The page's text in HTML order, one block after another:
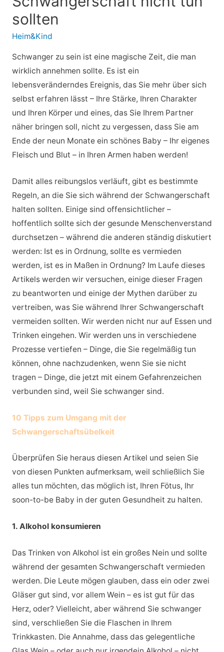
sollten
Heim&Kind
Schwanger zu sein ist eine magische Zeit, die man
wirklich annehmen sollte. Es ist ein
lebensveränderndes Ereignis, das Sie mehr über sich
selbst erfahren lässt – Ihre Stärke, Ihren Charakter
und Ihren Körper und eines, das Sie Ihrem Partner
näher bringen soll, nicht zu vergessen, dass Sie am
Ende der neun Monate ein schönes Baby – Ihr eigenes
Fleisch und Blut – in Ihren Armen haben werden!
Damit alles reibungslos verläuft, gibt es bestimmte
Regeln, an die Sie sich während der Schwangerschaft
halten sollten. Einige sind offensichtlicher –
hoffentlich sollte sich der gesunde Menschenverstand
durchsetzen – während die anderen ständig diskutiert
werden: Ist es in Ordnung, sollte es vermieden
werden, ist es in Maßen in Ordnung? Im Laufe dieses
Artikels werden wir versuchen, einige dieser Fragen
zu beantworten und einige der Mythen darüber zu
vertreiben, was Sie während Ihrer Schwangerschaft
vermeiden sollten. Wir werden nicht nur auf Essen und
Trinken eingehen. Wir werden uns in verschiedene
Prozesse vertiefen – Dinge, die Sie regelmäßig tun
können, ohne nachzudenken, wenn Sie sie nicht
tragen – Dinge, die jetzt mit einem Gefahrenzeichen
verbunden sind, weil Sie schwanger sind.
10 Tipps zum Umgang mit der
Schwangerschaftsübelkeit
Überprüfen Sie heraus diesen Artikel und seien Sie
von diesen Punkten aufmerksam, weil schließlich Sie
alles tun möchten, das möglich ist, Ihren Fötus, Ihr
soon-to-be Baby in der guten Gesundheit zu halten.
1. Alkohol konsumieren
Das Trinken von Alkohol ist ein großes Nein und sollte
während der gesamten Schwangerschaft vermieden
werden. Die Leute mögen glauben, dass ein oder zwei
Gläser gut sind, vor allem Wein – es ist gut für das
Herz, oder? Vielleicht, aber während Sie schwanger
sind, verschließen Sie die Flaschen in Ihrem
Trinkkasten. Die Annahme, dass das gelegentliche